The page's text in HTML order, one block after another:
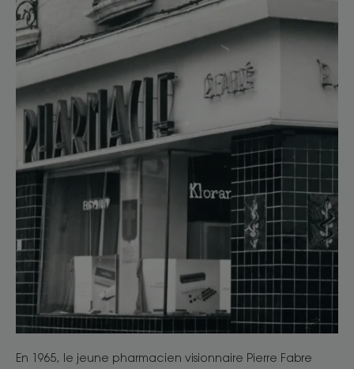
En 1965, le jeune pharmacien visionnaire Pierre Fabre